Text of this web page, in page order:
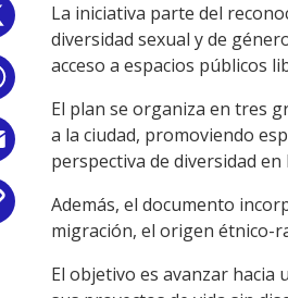
Email
Copy
La iniciativa parte del
diversidad sexual y de
acceso a espacios públicos
El plan se organiza en tres
a la ciudad, promoviendo
perspectiva de diversidad
Además, el documento
migración, el origen étnico-
El objetivo es avanzar hacia